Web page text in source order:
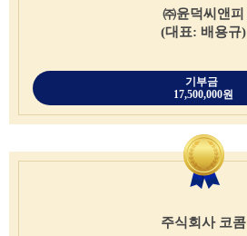
㈜윤덕씨앤피
(대표: 배용규)
기부금
17,500,000원
주식회사 코콤